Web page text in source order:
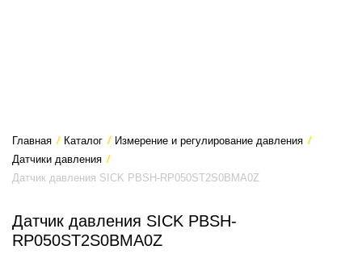
Главная / Каталог / Измерение и регулирование давления /
Датчики давления /
Датчик давления SICK PBSH-RP050ST2S0BMA0Z
Датчик давления SICK PBSH-
RP050ST2S0BMA0Z